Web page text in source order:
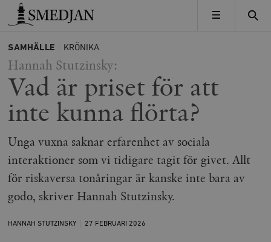
Timbro
MENY
SAMHÄLLE KRÖNIKA
Hannah Stutzinsky:
Vad är priset för att
inte kunna flörta?
Unga vuxna saknar erfarenhet av sociala
interaktioner som vi tidigare tagit för givet. Allt
för riskaversa tonåringar är kanske inte bara av
godo, skriver Hannah Stutzinsky.
HANNAH STUTZINSKY 27 FEBRUARI 2026